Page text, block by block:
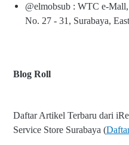
@elmobsub : WTC e-
No. 27 - 31, Surabaya,
Blog Roll
Daftar Artikel Terbaru dari
Service Store Surabaya (